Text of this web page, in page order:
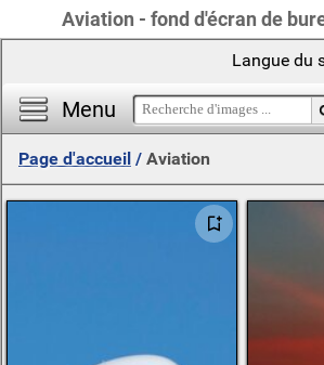
Aviation - fond d'écran de
Menu
Langue du
Page d'accueil / Aviation